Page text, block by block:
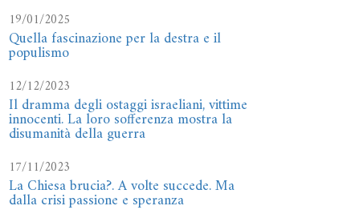
19/01/2025
Quella fascinazione per la destra e il
populismo
12/12/2023
Il dramma degli ostaggi israeliani, vittime
innocenti. La loro sofferenza mostra la
disumanità della guerra
17/11/2023
La Chiesa brucia?. A volte succede. Ma
dalla crisi passione e speranza